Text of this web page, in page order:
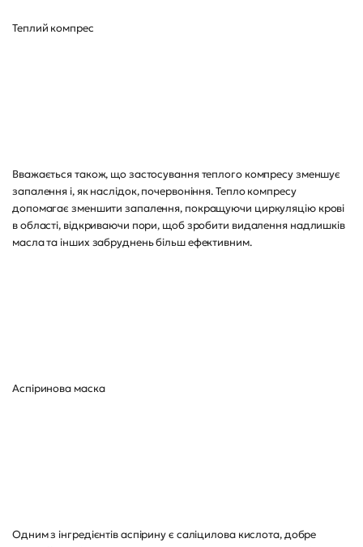
Теплий компрес
Вважається також, що застосування теплого компресу зменшує
запалення і, як наслідок, почервоніння. Тепло компресу
допомагає зменшити запалення, покращуючи циркуляцію крові
в області, відкриваючи пори, щоб зробити видалення надлишків
масла та інших забруднень більш ефективним.
Аспіринова маска
Одним з інгредієнтів аспірину є саліцилова кислота, добре